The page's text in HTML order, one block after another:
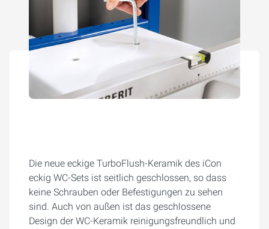
Die neue eckige TurboFlush-Keramik des iCon
eckig WC-Sets ist seitlich geschlossen, so dass
keine Schrauben oder Befestigungen zu sehen
sind. Auch von außen ist das geschlossene
Design der WC-Keramik reinigungsfreundlich und